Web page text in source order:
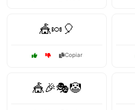
🎪🍬🎈
Copiar
🎪🎉🎭🤡